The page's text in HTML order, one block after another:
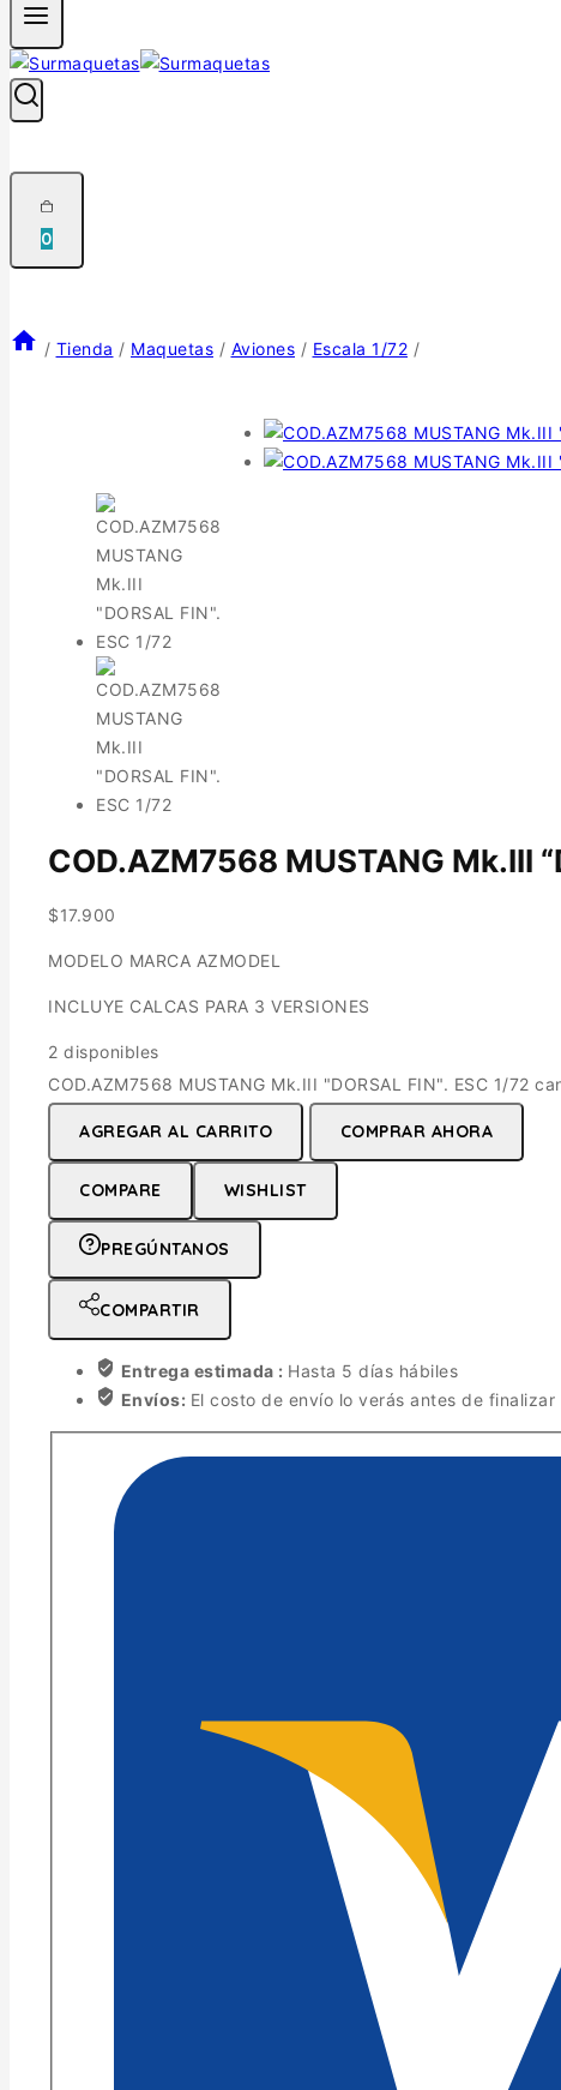
0
/ Tienda / Maquetas / Aviones / Escala 1/72 /
COD.AZM7568 MUSTANG Mk.III
$17.900
MODELO MARCA AZMODEL
INCLUYE CALCAS PARA 3 VERSIONES
2 disponibles
COD.AZM7568 MUSTANG Mk.III "DORSAL FIN". ESC 1/72
AGREGAR AL CARRITO COMPRAR AHORA
COMPARE WISHLIST
PREGÚNTANOS
COMPARTIR
Entrega estimada : Hasta 5 días hábiles
Envíos: El costo de envío lo verás antes de finalizar